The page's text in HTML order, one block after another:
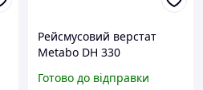
Рейсмусовий верстат
Metabo DH 330
Готово до відправки